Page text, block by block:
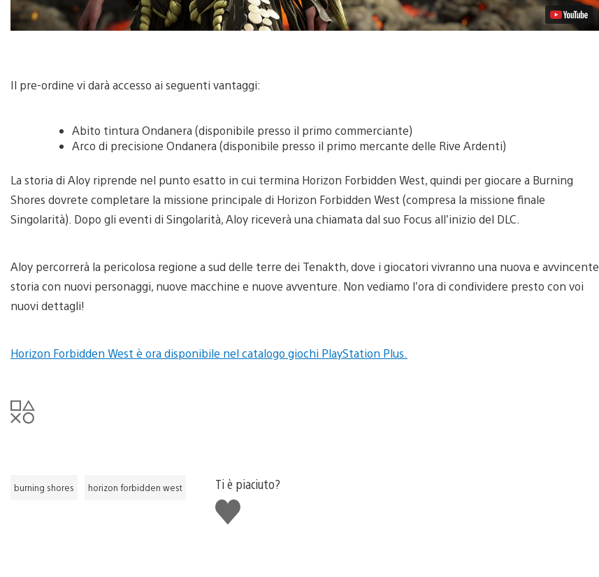
Il pre-ordine vi darà accesso ai seguenti vantaggi:
Abito tintura Ondanera (disponibile presso il primo commerciante)
Arco di precisione Ondanera (disponibile presso il primo mercante delle Rive Ardenti)
La storia di Aloy riprende nel punto esatto in cui termina Horizon Forbidden West, quindi per giocare a Burning
Shores dovrete completare la missione principale di Horizon Forbidden West (compresa la missione finale
Singolarità). Dopo gli eventi di Singolarità, Aloy riceverà una chiamata dal suo Focus all’inizio del DLC.
Aloy percorrerà la pericolosa regione a sud delle terre dei Tenakth, dove i giocatori vivranno una nuova e avvincente
storia con nuovi personaggi, nuove macchine e nuove avventure. Non vediamo l’ora di condividere presto con voi
nuovi dettagli!
Horizon Forbidden West è ora disponibile nel catalogo giochi PlayStation Plus.
burning shores horizon forbidden west
Ti è piaciuto?
Mi
piace